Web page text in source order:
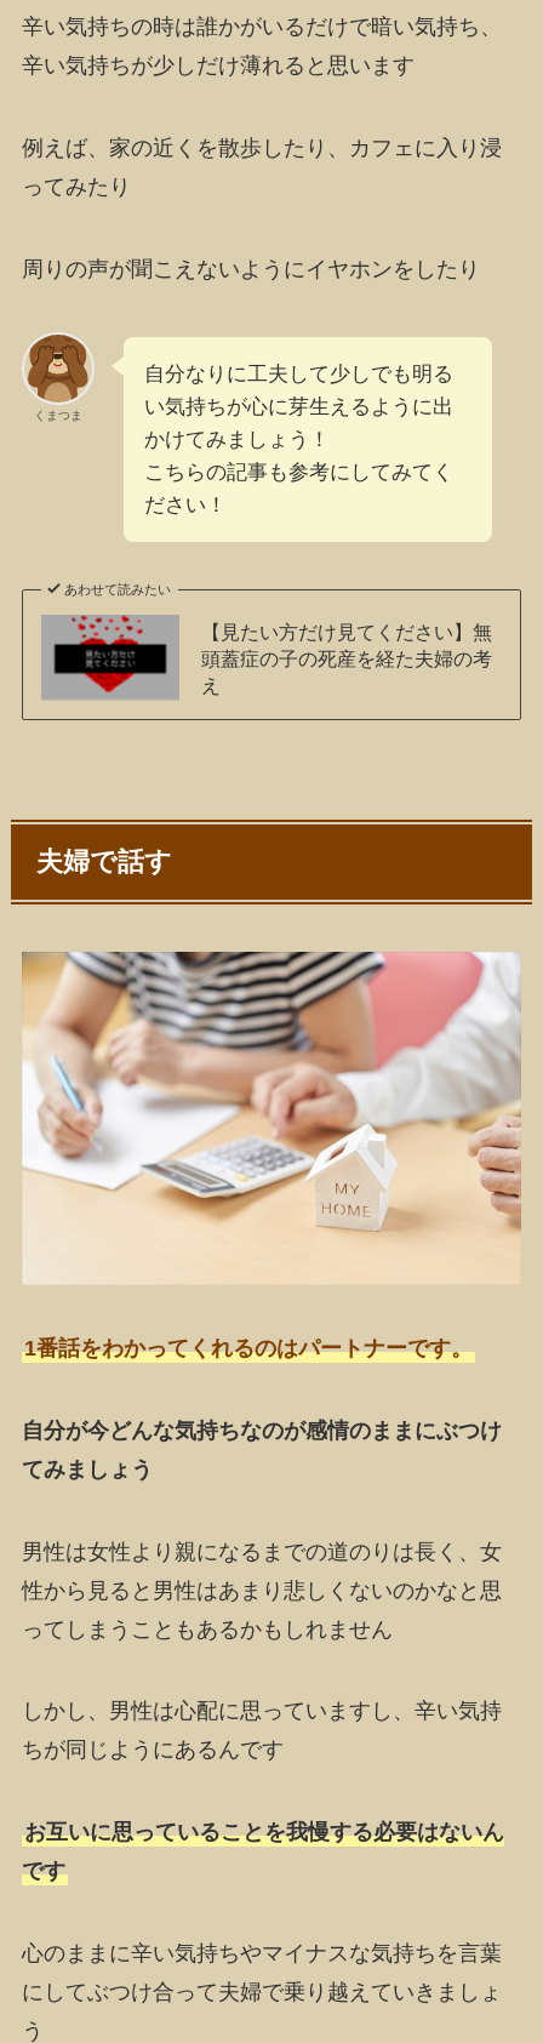
辛い気持ちの時は誰かがいるだけで暗い気持ち、
辛い気持ちが少しだけ薄れると思います
例えば、家の近くを散歩したり、カフェに入り浸
ってみたり
周りの声が聞こえないようにイヤホンをしたり
くまつま
自分なりに工夫して少しでも明る
い気持ちが心に芽生えるように出
かけてみましょう！
こちらの記事も参考にしてみてく
ださい！
あわせて読みたい
【見たい方だけ見てください】無
頭蓋症の子の死産を経た夫婦の考
え
夫婦で話す
1番話をわかってくれるのはパートナーです。
自分が今どんな気持ちなのが感情のままにぶつけ
てみましょう
男性は女性より親になるまでの道のりは長く、女
性から見ると男性はあまり悲しくないのかなと思
ってしまうこともあるかもしれません
しかし、男性は心配に思っていますし、辛い気持
ちが同じようにあるんです
お互いに思っていることを我慢する必要はないん
です
心のままに辛い気持ちやマイナスな気持ちを言葉
にしてぶつけ合って夫婦で乗り越えていきましょ
う